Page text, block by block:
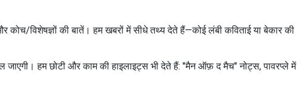
विशेषज्ञों की बातें। हम खबरों में सीधे तथ्य देते हैं—कोई लंबी कविताई या बेकार की
जाएगी। हम छोटी और काम की हाइलाइट्स भी देते हैं: "मैन ऑफ़ द मैच" नोट्स, पावरप्ले में